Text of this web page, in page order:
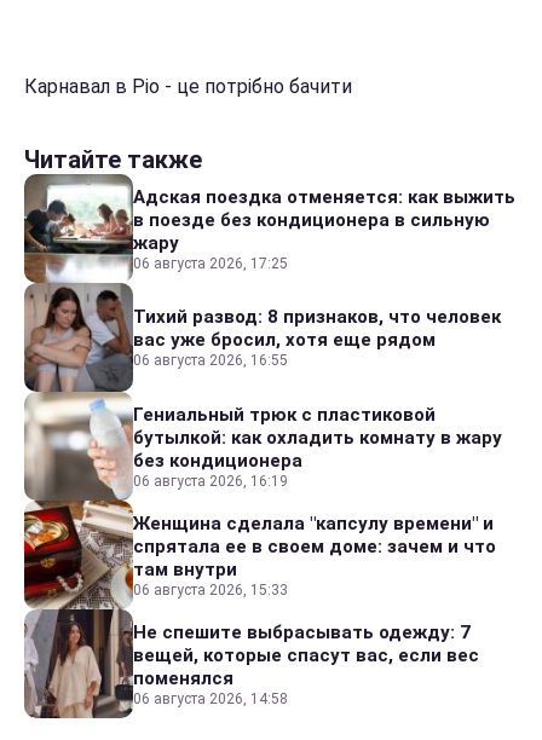
Карнавал в Ріо - це потрібно бачити
Читайте также
Адская поездка отменяется: как выжить
в поезде без кондиционера в сильную
жару
06 августа 2026, 17:25
Тихий развод: 8 признаков, что человек
вас уже бросил, хотя еще рядом
06 августа 2026, 16:55
Гениальный трюк с пластиковой
бутылкой: как охладить комнату в жару
без кондиционера
06 августа 2026, 16:19
Женщина сделала "капсулу времени" и
спрятала ее в своем доме: зачем и что
там внутри
06 августа 2026, 15:33
Не спешите выбрасывать одежду: 7
вещей, которые спасут вас, если вес
поменялся
06 августа 2026, 14:58